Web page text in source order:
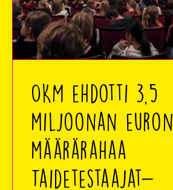
OKM ehdotti 3,5
miljoonan euron
määrärahaa
Taidetestaajat-